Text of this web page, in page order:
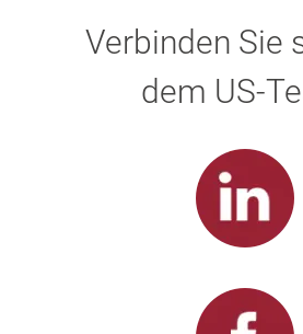
Verbinden Sie
dem US-